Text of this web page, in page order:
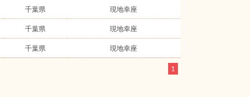
千葉県 現地幸座
千葉県 現地幸座
千葉県 現地幸座
1